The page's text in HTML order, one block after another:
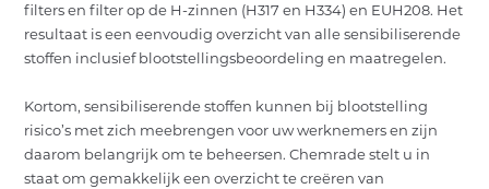
filters en filter op de H-zinnen (H317 en H334) en EUH208. Het
resultaat is een eenvoudig overzicht van alle sensibiliserende
stoffen inclusief blootstellingsbeoordeling en maatregelen.
Kortom, sensibiliserende stoffen kunnen bij blootstelling
risico’s met zich meebrengen voor uw werknemers en zijn
daarom belangrijk om te beheersen. Chemrade stelt u in
staat om gemakkelijk een overzicht te creëren van